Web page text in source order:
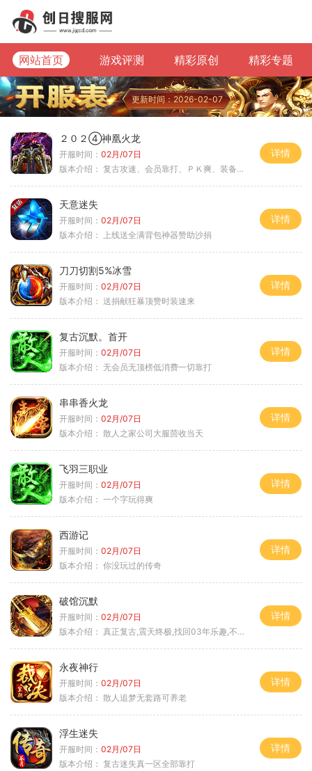
网站首页 游戏评测 精彩原创 精彩专题
更新时间：2026-02-07
２０２④神凰火龙
开服时间： 02月/07日
版本介绍： 复古攻速、会员靠打、ＰＫ爽、装备全爆
详情
天意迷失
开服时间： 02月/07日
版本介绍：
上线送全满背包神器赞助沙捐
详情
刀刀切割5%冰雪
开服时间： 02月/07日
版本介绍： 送捐献狂暴顶赞时装速来
详情
复古沉默。首开
开服时间： 02月/07日
版本介绍： 无会员无顶榜低消费一切靠打
详情
串串香火龙
开服时间： 02月/07日
版本介绍： 散人之家公司大服茴收当天
详情
飞羽三职业
开服时间： 02月/07日
版本介绍： 一个字玩得爽
详情
西游记
开服时间： 02月/07日
版本介绍： 你没玩过的传奇
详情
破馆沉默
开服时间： 02月/07日
版本介绍： 真正复古,震天终极,找回03年乐趣,不搞花里胡
详情
永夜神行
开服时间： 02月/07日
版本介绍： 散人追梦无套路可养老
详情
浮生迷失
开服时间： 02月/07日
版本介绍： 复古迷失真一区全部靠打
详情